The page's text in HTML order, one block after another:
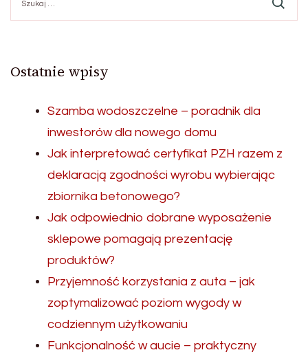
wpisach
Ostatnie wpisy
Szamba wodoszczelne – poradnik dla
inwestorów dla nowego domu
Jak interpretować certyfikat PZH razem z
deklaracją zgodności wyrobu wybierając
zbiornika betonowego?
Jak odpowiednio dobrane wyposażenie
sklepowe pomagają prezentację
produktów?
Przyjemność korzystania z auta – jak
zoptymalizować poziom wygody w
codziennym użytkowaniu
Funkcjonalność w aucie – praktyczny